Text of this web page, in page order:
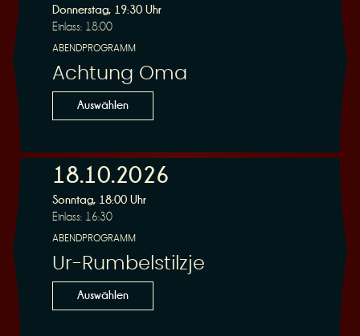
Donnerstag, 19:30 Uhr
Einlass: 18:00
ABENDPROGRAMM
Achtung Oma
Auswählen
18.10.2026
Sonntag, 18:00 Uhr
Einlass: 16:30
ABENDPROGRAMM
Ur-Rumbelstilzje
Auswählen